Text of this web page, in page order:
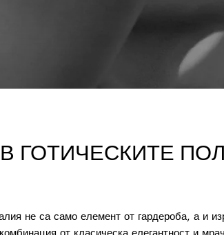
ГОТИЧЕСКИТЕ
не са само елемент от гардероба, а и